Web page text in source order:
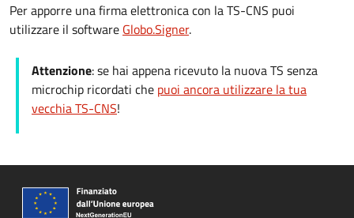
Per apporre una firma elettronica con la TS-CNS puoi
utilizzare il software Globo.Signer.
Attenzione: se hai appena ricevuto la nuova TS senza
microchip ricordati che puoi ancora utilizzare la tua
vecchia TS-CNS!